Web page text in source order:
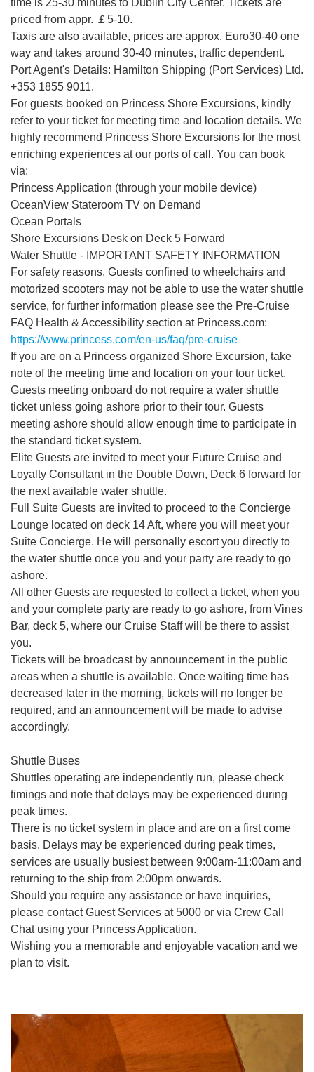
priced from appr. ￡5-10.
Taxis are also available, prices are approx. Euro30-40 one
way and takes around 30-40 minutes, traffic dependent.
Port Agent's Details: Hamilton Shipping (Port Services) Ltd.
+353 1855 9011.
For guests booked on Princess Shore Excursions, kindly
refer to your ticket for meeting time and location details. We
highly recommend Princess Shore Excursions for the most
enriching experiences at our ports of call. You can book
via:
Princess Application (through your mobile device)
OceanView Stateroom TV on Demand
Ocean Portals
Shore Excursions Desk on Deck 5 Forward
Water Shuttle - IMPORTANT SAFETY INFORMATION
For safety reasons, Guests confined to wheelchairs and
motorized scooters may not be able to use the water shuttle
service, for further information please see the Pre-Cruise
FAQ Health & Accessibility section at Princess.com:
https://www.princess.com/en-us/faq/pre-cruise
If you are on a Princess organized Shore Excursion, take
note of the meeting time and location on your tour ticket.
Guests meeting onboard do not require a water shuttle
ticket unless going ashore prior to their tour. Guests
meeting ashore should allow enough time to participate in
the standard ticket system.
Elite Guests are invited to meet your Future Cruise and
Loyalty Consultant in the Double Down, Deck 6 forward for
the next available water shuttle.
Full Suite Guests are invited to proceed to the Concierge
Lounge located on deck 14 Aft, where you will meet your
Suite Concierge. He will personally escort you directly to
the water shuttle once you and your party are ready to go
ashore.
All other Guests are requested to collect a ticket, when you
and your complete party are ready to go ashore, from Vines
Bar, deck 5, where our Cruise Staff will be there to assist
you.
Tickets will be broadcast by announcement in the public
areas when a shuttle is available. Once waiting time has
decreased later in the morning, tickets will no longer be
required, and an announcement will be made to advise
accordingly.
Shuttle Buses
Shuttles operating are independently run, please check
timings and note that delays may be experienced during
peak times.
There is no ticket system in place and are on a first come
basis. Delays may be experienced during peak times,
services are usually busiest between 9:00am-11:00am and
returning to the ship from 2:00pm onwards.
Should you require any assistance or have inquiries,
please contact Guest Services at 5000 or via Crew Call
Chat using your Princess Application.
Wishing you a memorable and enjoyable vacation and we
plan to visit.